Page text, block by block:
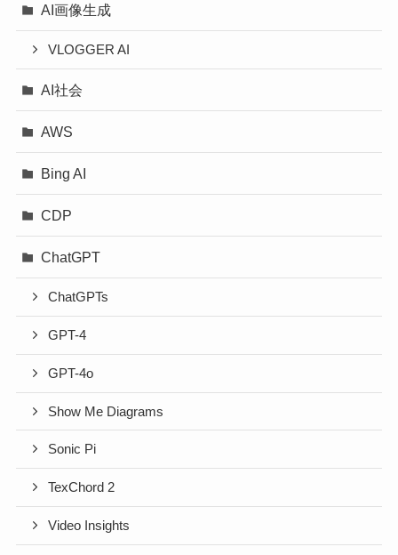
AI画像生成
VLOGGER AI
AI社会
AWS
Bing AI
CDP
ChatGPT
ChatGPTs
GPT-4
GPT-4o
Show Me Diagrams
Sonic Pi
TexChord 2
Video Insights